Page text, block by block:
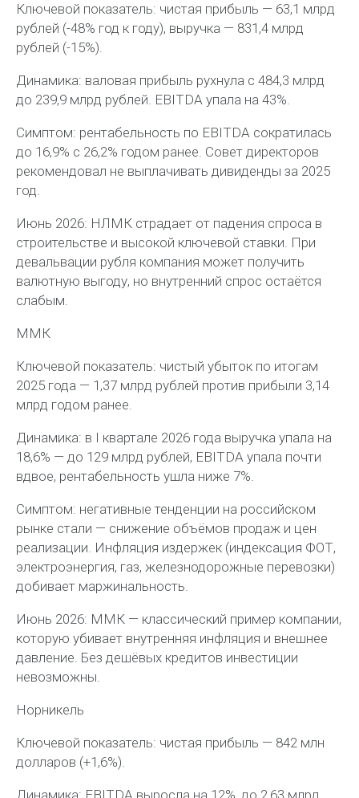
Ключевой показатель: чистая прибыль — 63,1 млрд
рублей (-48% год к году), выручка — 831,4 млрд
рублей (-15%).
Динамика: валовая прибыль рухнула с 484,3 млрд
до 239,9 млрд рублей. EBITDA упала на 43%.
Симптом: рентабельность по EBITDA сократилась
до 16,9% с 26,2% годом ранее. Совет директоров
рекомендовал не выплачивать дивиденды за 2025
год.
Июнь 2026: НЛМК страдает от падения спроса в
строительстве и высокой ключевой ставки. При
девальвации рубля компания может получить
валютную выгоду, но внутренний спрос остаётся
слабым.
ММК
Ключевой показатель: чистый убыток по итогам
2025 года — 1,37 млрд рублей против прибыли 3,14
млрд годом ранее.
Динамика: в I квартале 2026 года выручка упала на
18,6% — до 129 млрд рублей, EBITDA упала почти
вдвое, рентабельность ушла ниже 7%.
Симптом: негативные тенденции на российском
рынке стали — снижение объёмов продаж и цен
реализации. Инфляция издержек (индексация ФОТ,
электроэнергия, газ, железнодорожные перевозки)
добивает маржинальность.
Июнь 2026: ММК — классический пример компании,
которую убивает внутренняя инфляция и внешнее
давление. Без дешёвых кредитов инвестиции
невозможны.
Норникель
Ключевой показатель: чистая прибыль — 842 млн
долларов (+1,6%).